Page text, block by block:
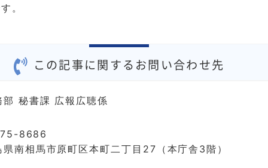
。
この記事に関するお問い合わせ先
部 秘書課 広報広聴係
8686
県南相馬市原町区本町二丁目27（本庁舎3階）